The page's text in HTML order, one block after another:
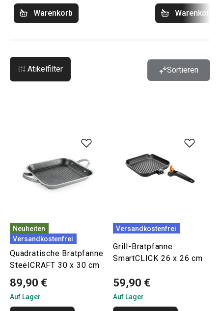
Warenkorb Warenkorb
Atikelfilter Sortieren
Neuheiten
Versandkostenfrei
Quadratische Bratpfanne
SteelCRAFT 30 x 30 cm
89,90 €
Auf Lager
Versandkostenfrei
Grill-Bratpfanne
SmartCLICK 26 x 26 cm
59,90 €
Auf Lager